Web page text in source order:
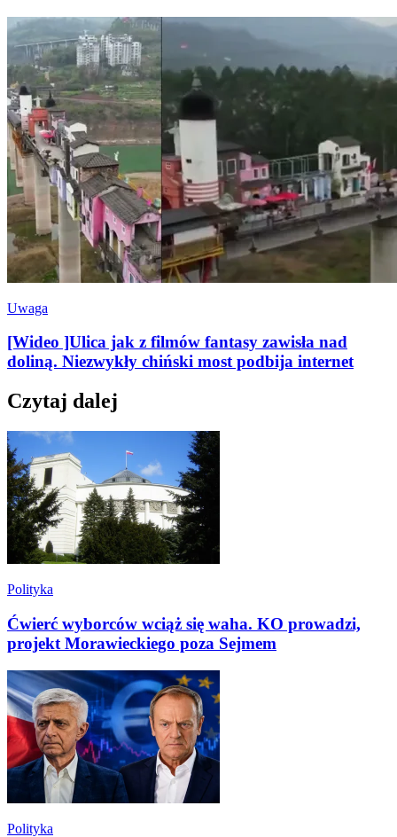
Uwaga
[Wideo ]Ulica jak z filmów fantasy zawisła nad
doliną. Niezwykły chiński most podbija internet
Czytaj dalej
Polityka
Ćwierć wyborców wciąż się waha. KO prowadzi,
projekt Morawieckiego poza Sejmem
Polityka